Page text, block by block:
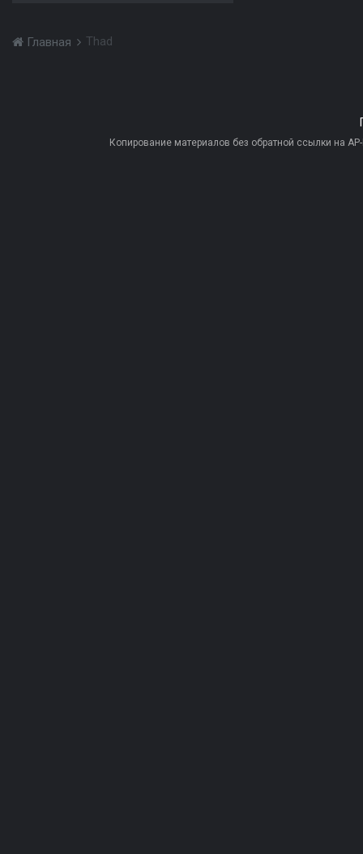
Главная Thad
Копирование материалов без обратной ссылки на